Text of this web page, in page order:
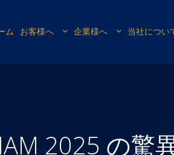
ム お客様へ 企業様へ 当社につい
2025 の